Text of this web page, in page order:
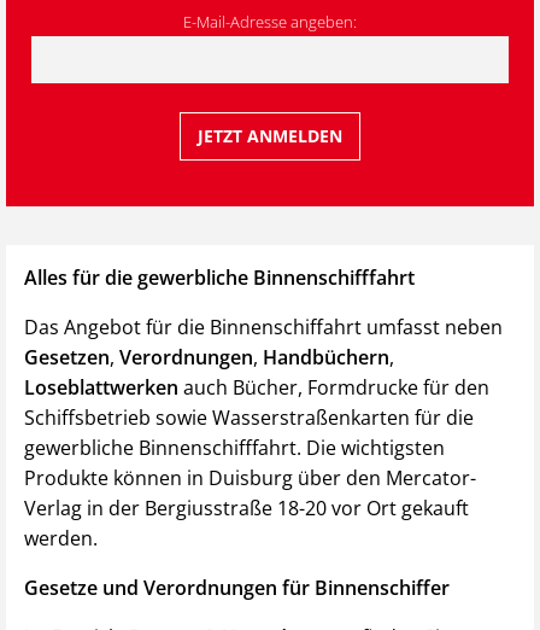
E-Mail-Adresse angeben:
Alles für die gewerbliche Binnenschifffahrt
Das Angebot für die Binnenschiffahrt umfasst neben
Gesetzen, Verordnungen, Handbüchern,
Loseblattwerken auch Bücher, Formdrucke für den
Schiffsbetrieb sowie Wasserstraßenkarten für die
gewerbliche Binnenschifffahrt. Die wichtigsten
Produkte können in Duisburg über den Mercator-
Verlag in der Bergiusstraße 18-20vor Ort gekauft
werden.
Gesetze und Verordnungen für Binnenschiffer